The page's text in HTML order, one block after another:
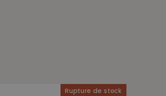
Rupture de stock